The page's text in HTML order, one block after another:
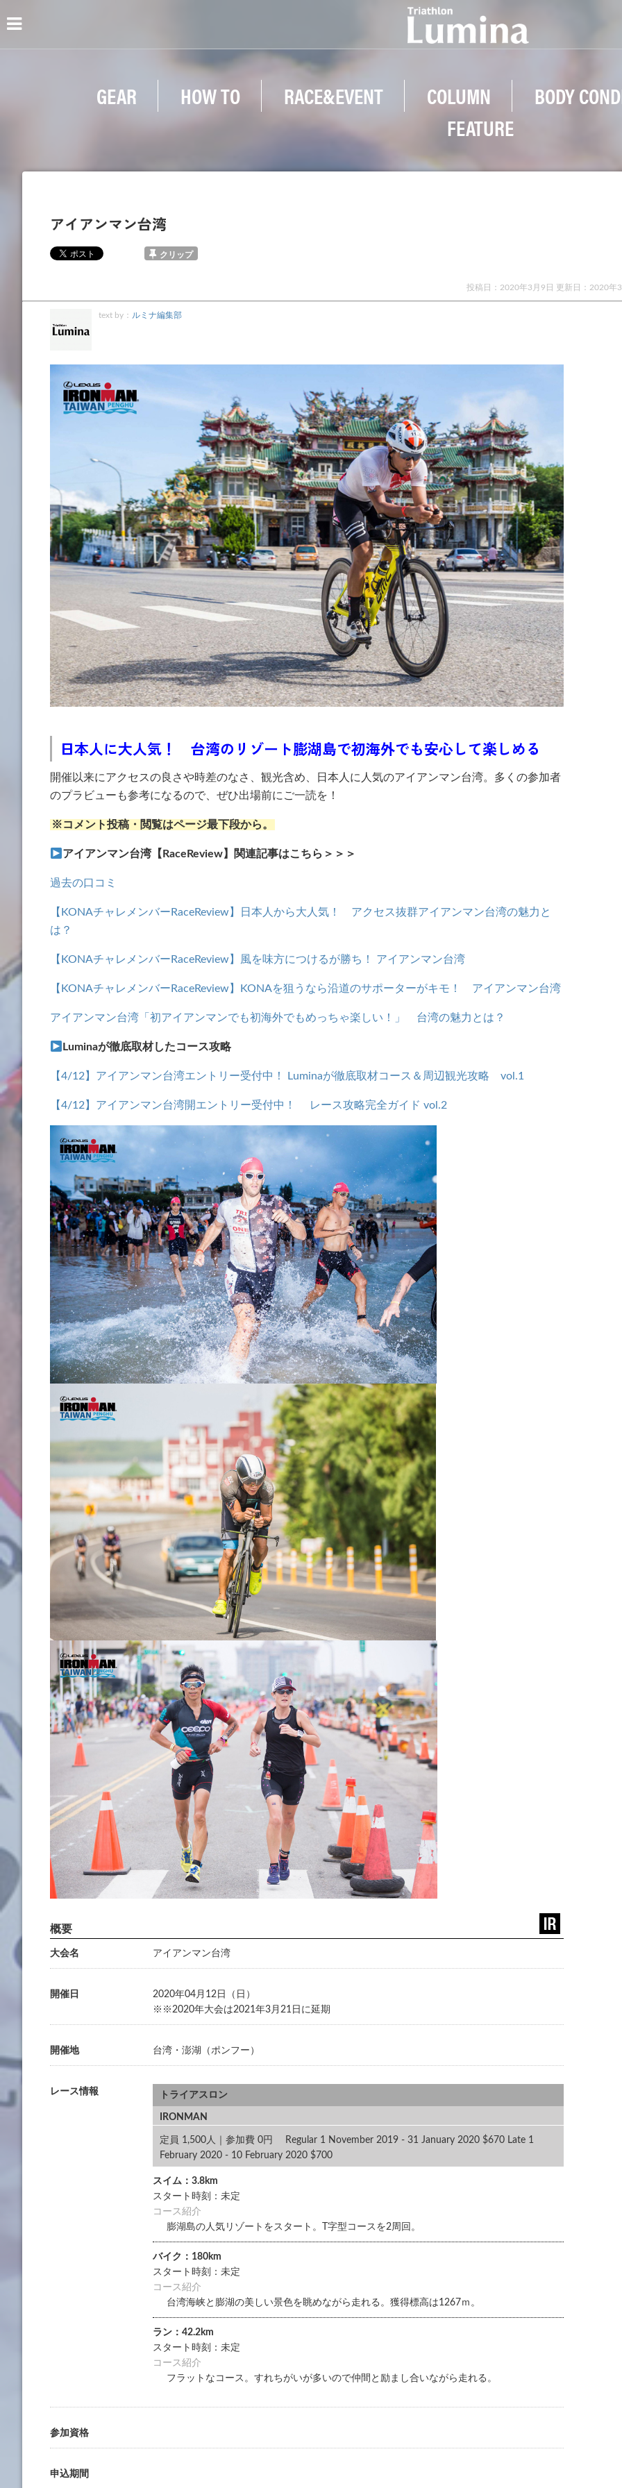
GEAR HOW TO RACE&EVENT COLUMN
BODY
FEATURE
アイアンマン台湾
クリップ
投稿日：2020年3月9日 更新日： 2020年
text by： ルミナ編集部
日本人に大人気！ 台湾のリゾート膨湖島で初海外でも安心して楽しめる
開催以来にアクセスの良さや時差のなさ、観光含め、日本人に人気のアイアンマン台湾。多くの参加者
のプラビューも参考になるので、ぜひ出場前にご一読を！
※コメント投稿・閲覧はページ最下段から。
アイアンマン台湾【RaceReview】関連記事はこちら＞＞＞
過去の口コミ
【KONAチャレメンバーRaceReview】日本人から大人気！ アクセス抜群アイアンマン台湾の魅力と
は？
【KONAチャレメンバーRaceReview】風を味方につけるが勝ち！ アイアンマン台湾
【KONAチャレメンバーRaceReview】KONAを狙うなら沿道のサポーターがキモ！ アイアンマン台湾
アイアンマン台湾「初アイアンマンでも初海外でもめっちゃ楽しい！」 台湾の魅力とは？
Luminaが徹底取材したコース攻略
【4/12】アイアンマン台湾エントリー受付中！ Luminaが徹底取材コース＆周辺観光攻略 vol.1
【4/12】アイアンマン台湾開エントリー受付中！ レース攻略完全ガイド vol.2
大会名 アイアンマン台湾
開催日
2020年04月12日（日）
※※2020年大会は2021年3月21日に延期
開催地 台湾・澎湖（ポンフー）
レース情報 トライアスロン
IRONMAN
定員 1,500人｜参加費 0円 Regular 1 November 2019 - 31 January 2020 $670 Late 1
February 2020 - 10 February 2020 $700
スイム：3.8km
スタート時刻：未定
コース紹介
膨湖島の人気リゾートをスタート。T字型コースを2周回。
バイク：180km
スタート時刻：未定
コース紹介
台湾海峡と膨湖の美しい景色を眺めながら走れる。獲得標高は1267ｍ。
ラン：42.2km
スタート時刻：未定
コース紹介
フラットなコース。すれちがいが多いので仲間と励まし合いながら走れる。
参加資格
申込期間